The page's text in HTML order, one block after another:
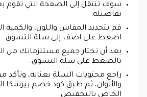
سوف تنتقل إلى الصفحة التي تقوم
تفاصيله.
قم بتحديد المقاس واللون، والكمية
اضغط على اضف إلى سلة التسوق.
بعد أن تختار جميع مستلزماتك من
بالضغط على سلة التسوق.
راجع محتويات السلة بعناية، وتأكد
والألوان، ثم طبق كود خصم بيرشكا
الخاص بالتخفيض.